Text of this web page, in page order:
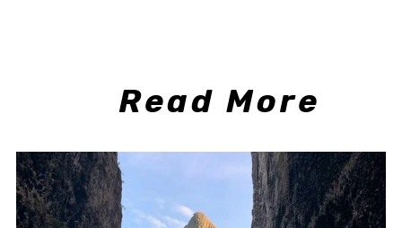
Read More